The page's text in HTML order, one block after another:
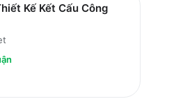
Kế Kết Cấu Công